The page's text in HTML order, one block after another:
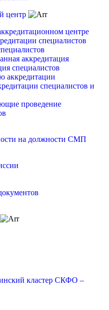
центр
центре
специалистов
аккредитация
специалистов
аккредитации
специалистов и
проведение
на должности СМП
кластер СКФО –